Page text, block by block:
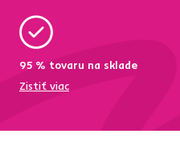
95 % tovaru na sklade
Zistiť viac